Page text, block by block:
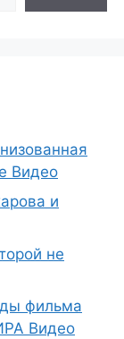
Видео
и
не
фильма
Видео